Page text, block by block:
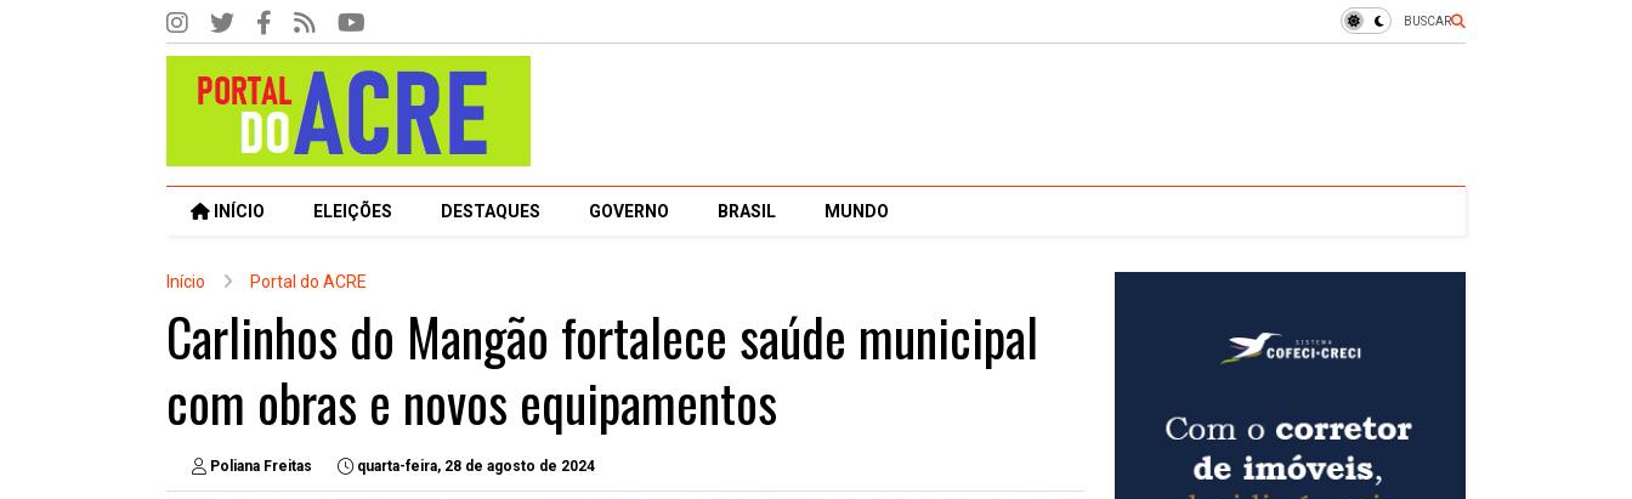
BUSCAR
INÍCIO ELEIÇÕES DESTAQUES GOVERNO BRASIL MUNDO
Início Portal do ACRE
Carlinhos do Mangão fortalece saúde municipal
com obras e novos equipamentos
Poliana Freitas quarta-feira, 28 de agosto de 2024